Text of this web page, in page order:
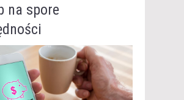
na spore